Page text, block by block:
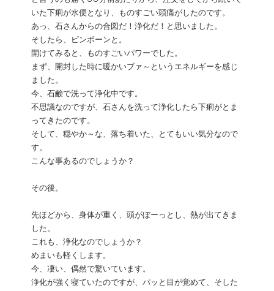
いた下痢が水便となり、ものすごい頭痛がしたのです。
あっ、石さんからの合図だ！浄化だ！と思いました。
そしたら、ピンポーンと。
開けてみると、ものすごいパワーでした。
まず、開封した時に暖かいブァ～というエネルギーを感じ
ました。
今、石鹸で洗って浄化中です。
不思議なのですが、石さんを洗って浄化したら下痢がとま
ってきたのです。
そして、穏やか～な、落ち着いた、とてもいい気分なので
す。
こんな事あるのでしょうか？
その後。
先ほどから、身体が重く、頭がぼーっとし、熱が出てきま
した。
これも、浄化なのでしょうか？
めまいも軽くします。
今、凄い、偶然で驚いています。
浄化が強く寝ていたのですが、パッと目が覚めて、そした